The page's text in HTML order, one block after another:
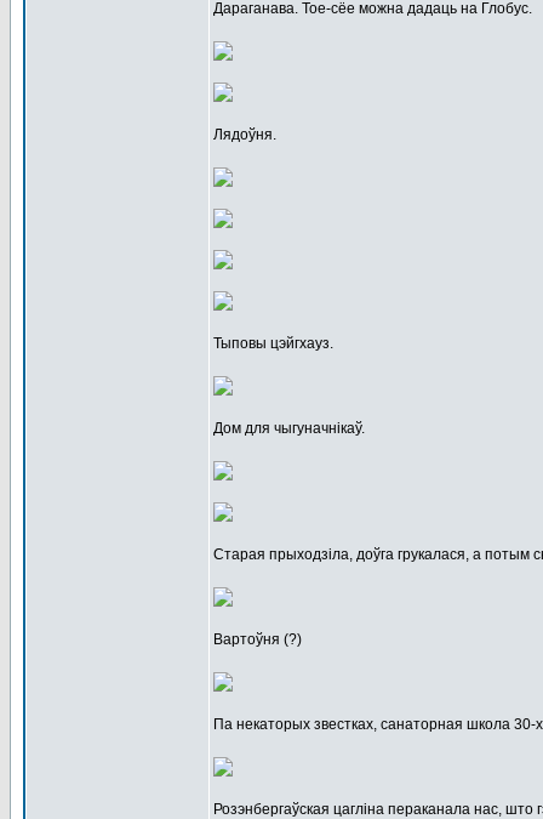
Дараганава. Тое-сёе можна дадаць на Глобус.
Лядоўня.
Тыповы цэйгхауз.
Дом для чыгуначнікаў.
Старая прыходзіла, доўга грукалася, а потым
Вартоўня (?)
Па некаторых звестках, санаторная школа 30-х
Розэнбергаўская цагліна пераканала нас,